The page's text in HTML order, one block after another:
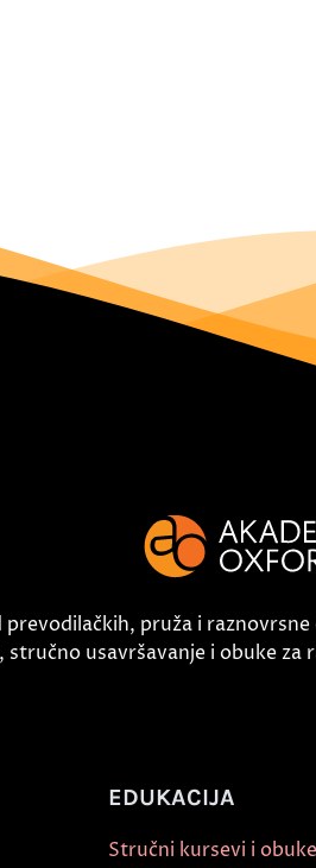
pruža i raznovrsne
stručno usavršavanje i obuke za
EDUKACIJA
Stručni kursevi i obuke